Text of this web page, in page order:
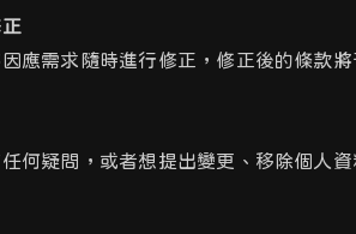
應需求隨時進行修正，修正後的條款將
何疑問，或者想提出變更、移除個人